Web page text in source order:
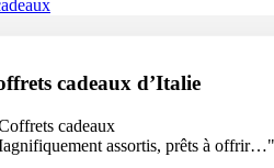
cadeaux d’Italie
assortis, prêts à offrir…"